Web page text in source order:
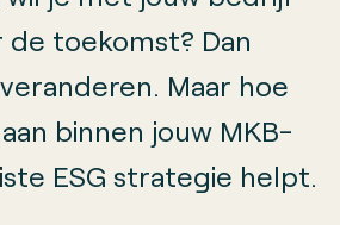
de toekomst? Dan
Maar hoe
binnen jouw MKB-
ESG strategie helpt.